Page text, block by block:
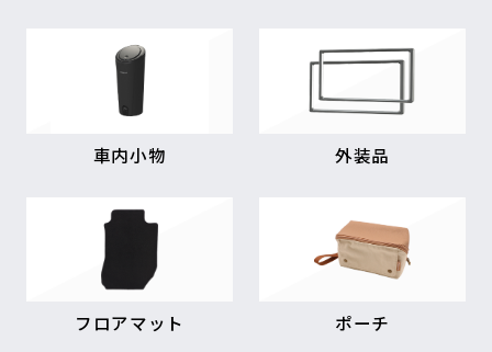
車内小物 外装品
フロアマット ポーチ